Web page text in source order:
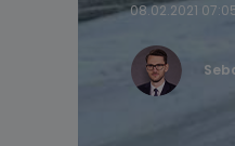
08.02.2021